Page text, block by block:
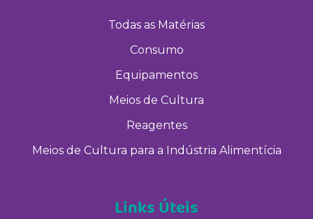
Todas as Matérias
Consumo
Equipamentos
Meios de Cultura
Reagentes
Meios de Cultura para a Indústria Alimentícia
Links Úteis